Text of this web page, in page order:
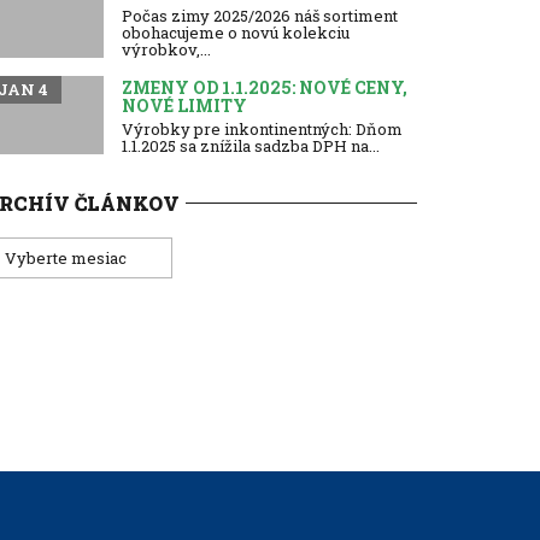
Počas zimy 2025/2026 náš sortiment
obohacujeme o novú kolekciu
výrobkov,...
ZMENY OD 1.1.2025: NOVÉ CENY,
NOVÉ LIMITY
JAN 4
Výrobky pre inkontinentných: Dňom
1.1.2025 sa znížila sadzba DPH na...
ČLÁNKOV